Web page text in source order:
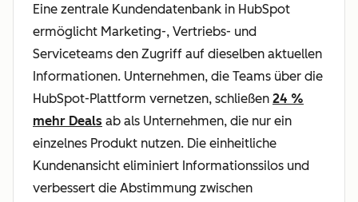
Eine zentrale Kundendatenbank in HubSpot
ermöglicht Marketing-, Vertriebs- und
Serviceteams den Zugriff auf dieselben aktuellen
Informationen. Unternehmen, die Teams über die
HubSpot-Plattform vernetzen, schließen 24 %
mehr Deals ab als Unternehmen, die nur ein
einzelnes Produkt nutzen. Die einheitliche
Kundenansicht eliminiert Informationssilos und
verbessert die Abstimmung zwischen